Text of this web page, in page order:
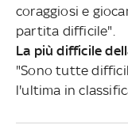
coraggiosi e
partita difficile".
La più difficile
"Sono tutte
l'ultima in